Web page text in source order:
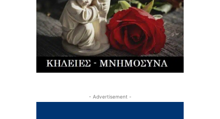
- Advertisement -